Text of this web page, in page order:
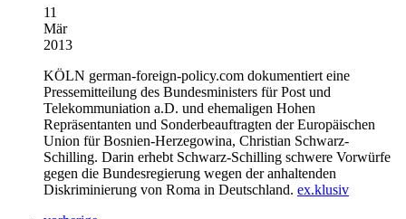
11
Mär
2013
KÖLN german-foreign-policy.com dokumentiert eine
Pressemitteilung des Bundesministers für Post und
Telekommuniation a.D. und ehemaligen Hohen
Repräsentanten und Sonderbeauftragten der Europäischen
Union für Bosnien-Herzegowina, Christian Schwarz-
Schilling. Darin erhebt Schwarz-Schilling schwere Vorwürfe
gegen die Bundesregierung wegen der anhaltenden
Diskriminierung von Roma in Deutschland. ex.klusiv